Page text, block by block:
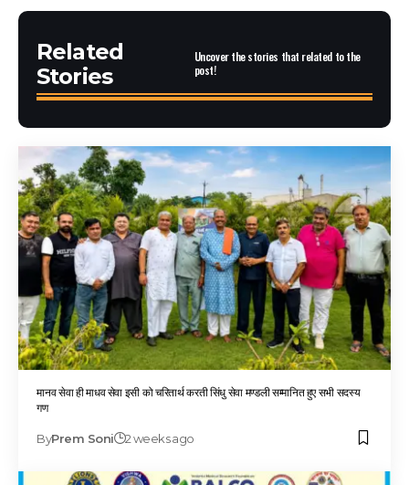
Related
Stories
Uncover the stories that related to the
post!
मानव सेवा ही माधव सेवा इसी को चरितार्थ करती सिंधु सेवा मण्डली सम्मानित हुए सभी सदस्य
गण
ByPrem Soni 2 weeks ago